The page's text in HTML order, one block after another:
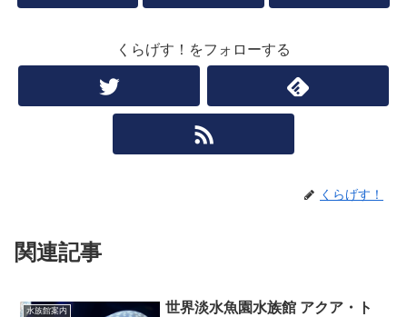
くらげす！をフォローする
くらげす！
関連記事
水族館案内
世界淡水魚園水族館 アクア・ト